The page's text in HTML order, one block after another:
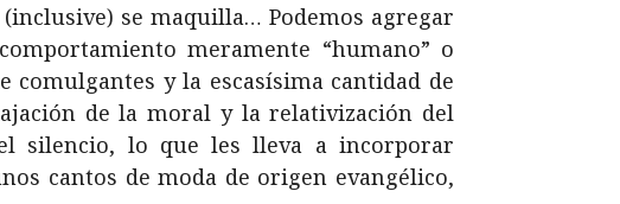
se maquilla… Podemos agregar
meramente “humano” o
y la escasísima cantidad de
de la moral y la relativización del
silencio, lo que les lleva a incorporar
cantos de moda de origen evangélico,